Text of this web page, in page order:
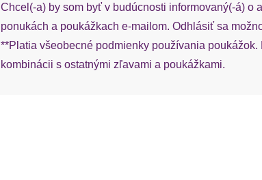
Chcel(-a) by som byť v budúcnosti informovaný(-á) o
ponukách a poukážkach e-mailom. Odhlásiť sa
**Platia všeobecné podmienky používania poukážok.
kombinácii s ostatnými zľavami a poukážkami.